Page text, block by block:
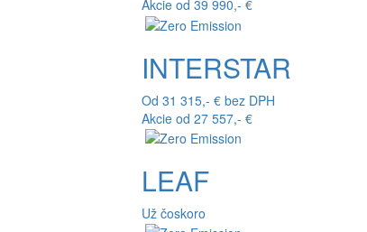
Akcie od 39 990,- €
INTERSTAR
Od 31 315,- € bez DPH
Akcie od 27 557,- €
LEAF
Už čoskoro